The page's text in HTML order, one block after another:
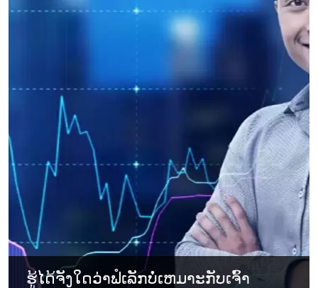
ຮູ້ໄດ້ຈັງໃດວ່າຟໍເລັກບໍ່ເຫມາະກັບເຈົ້າ